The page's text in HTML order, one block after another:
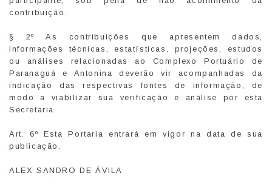
contribuição.
§ 2º As contribuições que apresentem dados,
informações técnicas, estatísticas, projeções, estudos
ou análises relacionadas ao Complexo Portuário de
Paranaguá e Antonina deverão vir acompanhadas da
indicação das respectivas fontes de informação, de
modo a viabilizar sua verificação e análise por esta
Secretaria.
Art. 6º Esta Portaria entrará em vigor na data de sua
publicação.
ALEX SANDRO DE ÁVILA